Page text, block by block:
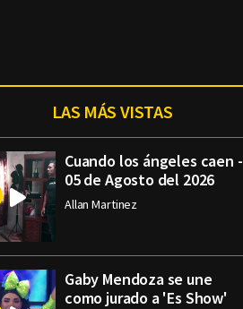
LAS MÁS VISTAS
Cuando los ángeles caen -
05 de Agosto del 2026
Allan Martinez
Gaby Mendoza se une
como jurado a 'Es Show'